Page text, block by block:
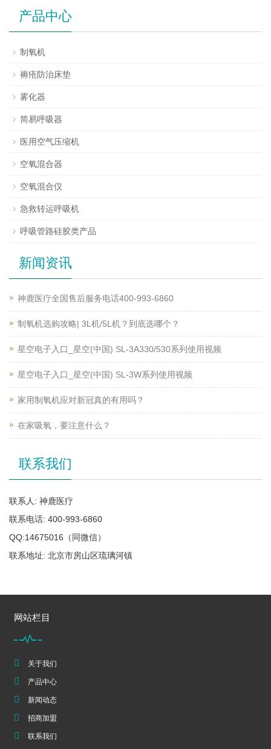
产品中心
制氧机
褥疮防治床垫
雾化器
简易呼吸器
医用空气压缩机
空氧混合器
空氧混合仪
急救转运呼吸机
呼吸管路硅胶类产品
新闻资讯
神鹿医疗全国售后服务电话400-993-6860
制氧机选购攻略| 3L机/5L机？到底选哪个？
星空电子入口_星空(中国) SL-3A330/530系列使用视频
星空电子入口_星空(中国) SL-3W系列使用视频
家用制氧机应对新冠真的有用吗？
在家吸氧，要注意什么？
联系我们
联系人: 神鹿医疗
联系电话: 400-993-6860
QQ:14675016（同微信）
联系地址: 北京市房山区琉璃河镇
网站栏目
关于我们
产品中心
新闻动态
招商加盟
联系我们